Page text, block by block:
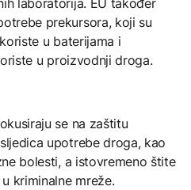
laboratorija. EU također
prekursora, koji su
u baterijama i
u proizvodnji droga.
se na zaštitu
upotrebe droga, kao
bolesti, a istovremeno štite
kriminalne mreže.